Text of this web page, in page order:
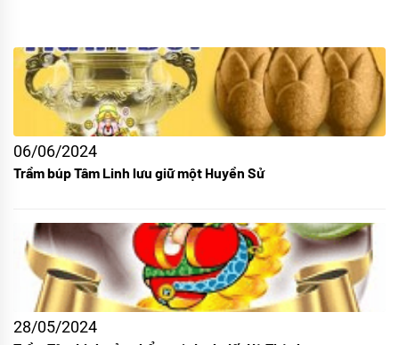
06/06/2024
Trầm búp Tâm Linh lưu giữ một Huyền Sử
28/05/2024